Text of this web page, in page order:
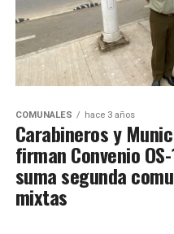
COMUNALES hace 3 años
Carabineros y
firman Convenio
suma segunda
mixtas